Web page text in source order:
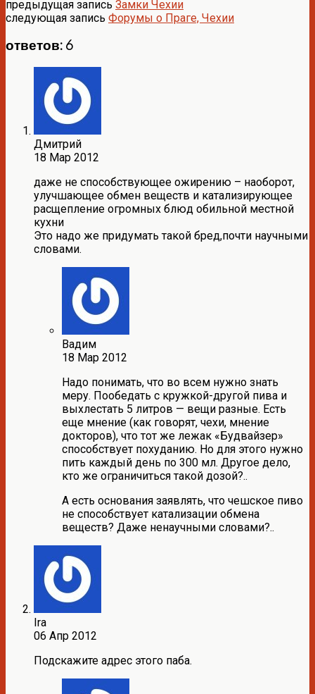
предыдущая запись Замки Чехии
следующая запись Форумы о Праге, Чехии
ответов: 6
Дмитрий
18 Мар 2012
даже не способствующее ожирению – наоборот,
улучшающее обмен веществ и катализирующее
расщепление огромных блюд обильной местной
кухни
Это надо же придумать такой бред,почти научными
словами.
Вадим
18 Мар 2012
Надо понимать, что во всем нужно знать
меру. Пообедать с кружкой-другой пива и
выхлестать 5 литров — вещи разные. Есть
еще мнение (как говорят, чехи, мнение
докторов), что тот же лежак «Будвайзер»
способствует похуданию. Но для этого нужно
пить каждый день по 300 мл. Другое дело,
кто же ограничиться такой дозой?..
А есть основания заявлять, что чешское пиво
не способствует катализации обмена
веществ? Даже ненаучными словами?..
Ira
06 Апр 2012
Подскажите адрес этого паба.